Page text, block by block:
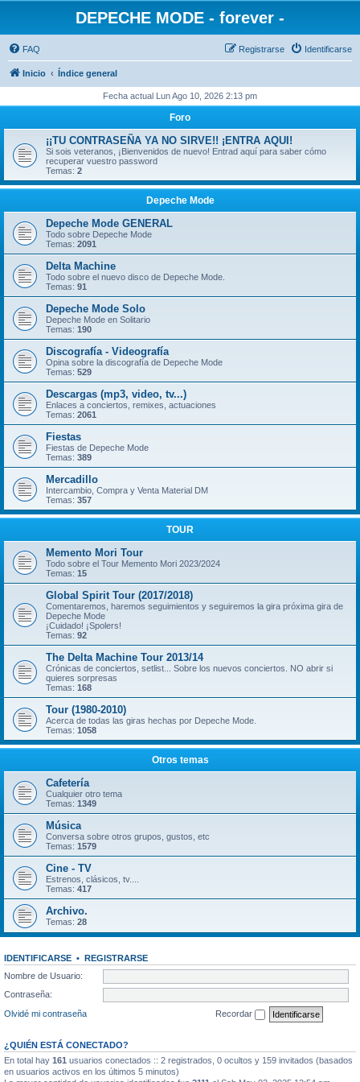
DEPECHE MODE - forever -
FAQ Identificarse
Registrarse
Inicio Índice general
Fecha actual Lun Ago 10, 2026 2:13 pm
Foro
¡¡TU CONTRASEÑA YA NO SIRVE!! ¡ENTRA AQUI!
Si sois veteranos, ¡Bienvenidos de nuevo! Entrad aquí para saber cómo
recuperar vuestro password
Temas: 2
Depeche Mode
Depeche Mode GENERAL
Todo sobre Depeche Mode
Temas: 2091
Delta Machine
Todo sobre el nuevo disco de Depeche Mode.
Temas: 91
Depeche Mode Solo
Depeche Mode en Solitario
Temas: 190
Discografía - Videografía
Opina sobre la discografía de Depeche Mode
Temas: 529
Descargas (mp3, video, tv...)
Enlaces a conciertos, remixes, actuaciones
Temas: 2061
Fiestas
Fiestas de Depeche Mode
Temas: 389
Mercadillo
Intercambio, Compra y Venta Material DM
Temas: 357
TOUR
Memento Mori Tour
Todo sobre el Tour Memento Mori 2023/2024
Temas: 15
Global Spirit Tour (2017/2018)
Comentaremos, haremos seguimientos y seguiremos la gira próxima gira de
Depeche Mode
¡Cuidado! ¡Spolers!
Temas: 92
The Delta Machine Tour 2013/14
Crónicas de conciertos, setlist... Sobre los nuevos conciertos. NO abrir si
quieres sorpresas
Temas: 168
Tour (1980-2010)
Acerca de todas las giras hechas por Depeche Mode.
Temas: 1058
Otros temas
Cafetería
Cualquier otro tema
Temas: 1349
Música
Conversa sobre otros grupos, gustos, etc
Temas: 1579
Cine - TV
Estrenos, clásicos, tv....
Temas: 417
Archivo.
Temas: 28
IDENTIFICARSE • REGISTRARSE
Nombre de Usuario:
Contraseña:
Olvidé mi contraseña
Recordar
¿QUIÉN ESTÁ CONECTADO?
En total hay 161 usuarios conectados :: 2 registrados, 0 ocultos y 159 invitados (basados
en usuarios activos en los últimos 5 minutos)